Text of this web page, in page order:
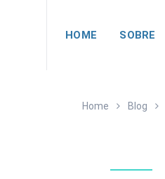
HOME SOBRE
Home Blog